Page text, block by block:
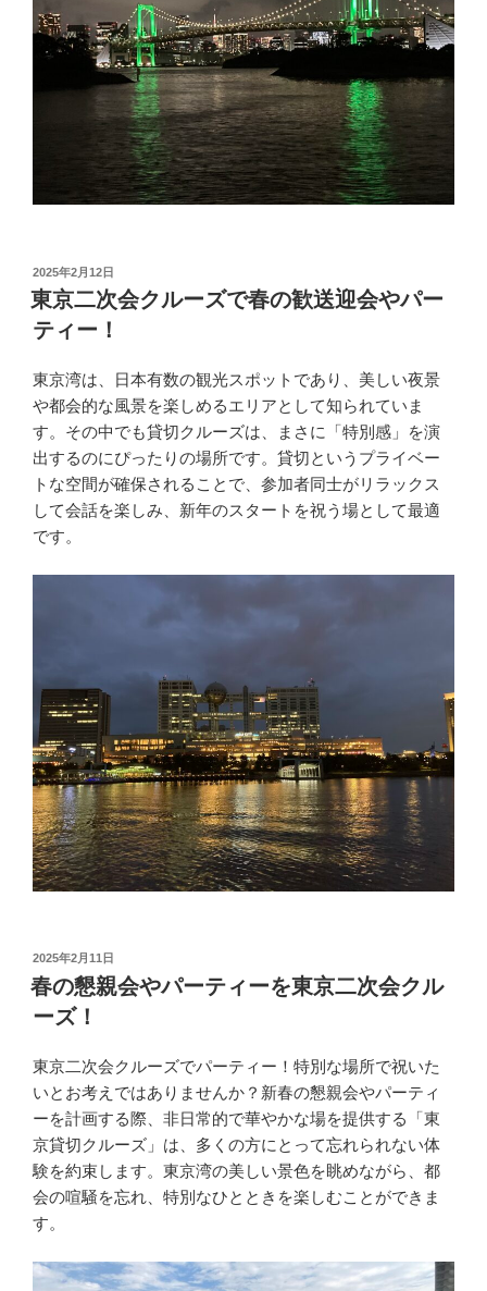
投
稿
日:
2025年2月12日
東京二次会クルーズで春の歓送迎会やパー
ティー！
東京湾は、日本有数の観光スポットであり、美しい夜景
や都会的な風景を楽しめるエリアとして知られていま
す。その中でも貸切クルーズは、まさに「特別感」を演
出するのにぴったりの場所です。貸切というプライベー
トな空間が確保されることで、参加者同士がリラックス
して会話を楽しみ、新年のスタートを祝う場として最適
です。
投
稿
日:
2025年2月11日
春の懇親会やパーティーを東京二次会クル
ーズ！
東京二次会クルーズでパーティー！特別な場所で祝いた
いとお考えではありませんか？新春の懇親会やパーティ
ーを計画する際、非日常的で華やかな場を提供する「東
京貸切クルーズ」は、多くの方にとって忘れられない体
験を約束します。東京湾の美しい景色を眺めながら、都
会の喧騒を忘れ、特別なひとときを楽しむことができま
す。